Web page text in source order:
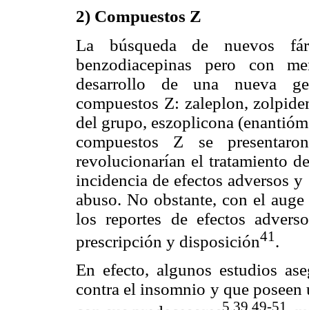
2) Compuestos Z
La búsqueda de nuevos
benzodiacepinas pero con
desarrollo de una nueva
compuestos Z: zaleplon,
del grupo, eszoplicona
compuestos Z se
revolucionarían el tratamiento
incidencia de efectos adversos
abuso. No obstante, con el
los reportes de efectos
prescripción y disposición41 .
En efecto, algunos estudios
contra el insomnio y que
5,39,49-51